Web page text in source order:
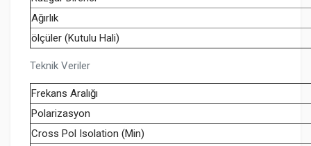
Teknik Veriler
Ağırlık
ölçüler (Kutulu Hali)
Frekans Aralığı
Polarizasyon
Cross Pol Isolation (Min)